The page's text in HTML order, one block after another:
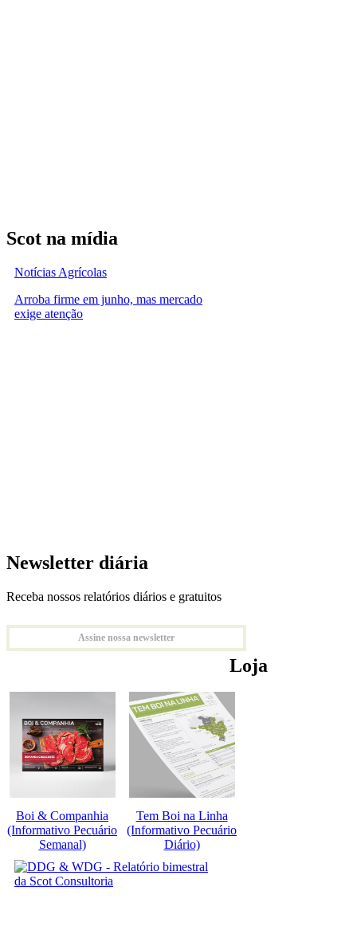
Scot na mídia
Notícias Agrícolas
Arroba firme em junho, mas mercado
exige atenção
Newsletter diária
Receba nossos relatórios diários e gratuitos
Assine nossa newsletter
Loja
Boi & Companhia
(Informativo Pecuário
Semanal)
Tem Boi na Linha
(Informativo Pecuário
Diário)